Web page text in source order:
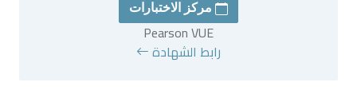
مركز الاختبارات
Pearson VUE
رابط الشهادة